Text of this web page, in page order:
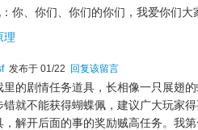
你、你们、你们的你们，我爱你们大
理
发布于 01/22 回复该留言
里的剧情任务道具，长相像一只展翅
错就不能获得蝴蝶佩，建议广大玩家
，解开后面的事的奖励贼高任务。我